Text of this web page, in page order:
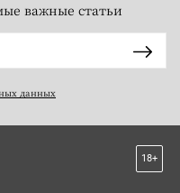
важные статьи
данных
18+